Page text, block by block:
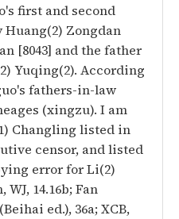
first and second
Zongdan
[8043] and the father
Yuqing(2). According
fathers-in-law
(xingzu). I am
Changling listed in
censor, and listed
error for Li(2)
14.16b; Fan
ed.), 36a; XCB,